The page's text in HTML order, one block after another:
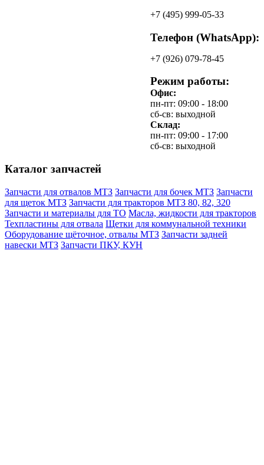
+7 (495) 999-05-33
Телефон (WhatsApp):
+7 (926) 079-78-45
Режим работы:
Офис:
пн-пт: 09:00 - 18:00
сб-св: выходной
Склад:
пн-пт: 09:00 - 17:00
сб-св: выходной
Каталог запчастей
Запчасти для отвалов МТЗ Запчасти для бочек МТЗ Запчасти
для щеток МТЗ Запчасти для тракторов МТЗ 80, 82, 320
Запчасти и материалы для ТО Масла, жидкости для тракторов
Техпластины для отвала Щетки для коммунальной техники
Оборудование щёточное, отвалы МТЗ Запчасти задней
навески МТЗ Запчасти ПКУ, КУН